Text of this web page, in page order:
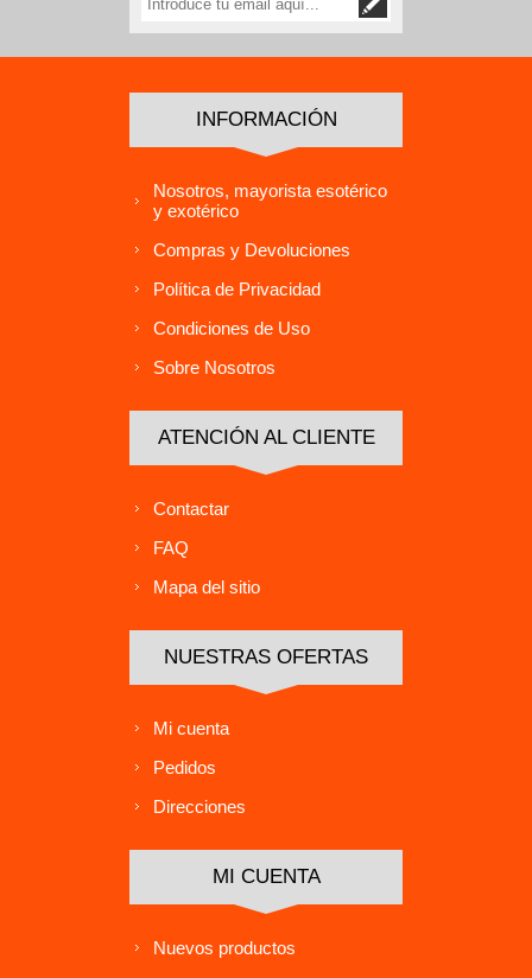
INFORMACIÓN
Nosotros, mayorista esotérico
y exotérico
Compras y Devoluciones
Política de Privacidad
Condiciones de Uso
Sobre Nosotros
ATENCIÓN AL CLIENTE
Contactar
FAQ
Mapa del sitio
NUESTRAS OFERTAS
Mi cuenta
Pedidos
Direcciones
MI CUENTA
Nuevos productos